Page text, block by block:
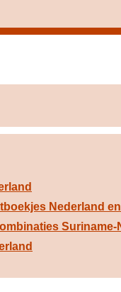
Nederland
Suriname-